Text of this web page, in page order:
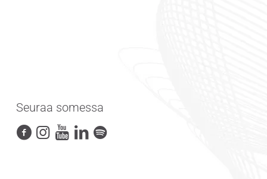
Seuraa somessa